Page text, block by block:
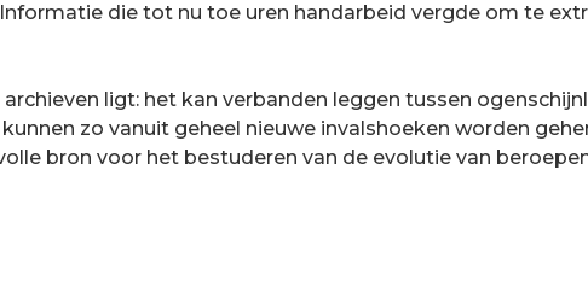
die tot nu toe uren handarbeid vergde om te
ligt: ​​het kan verbanden leggen tussen
zo vanuit geheel nieuwe invalshoeken worden
bron voor het bestuderen van de evolutie van